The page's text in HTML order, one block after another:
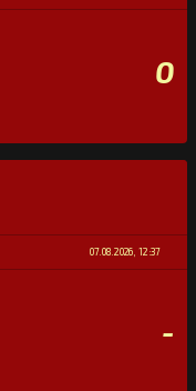
0
100%
07.08.2026, 12:37
-